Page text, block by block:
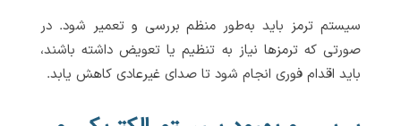
سیستم ترمز باید به‌طور منظم بررسی و تعمیر شود. در
صورتی که ترمزها نیاز به تنظیم یا تعویض داشته باشند،
باید اقدام فوری انجام شود تا صدای غیرعادی کاهش یابد.